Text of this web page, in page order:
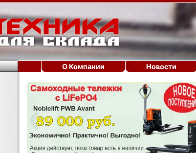
‹
О Компании Новости